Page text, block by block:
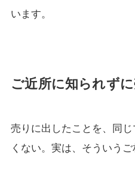
います。
ご近所に知られず
売りに出したことを、同
くない。実は、そういう